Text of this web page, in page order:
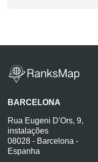
BARCELONA
Rua Eugeni D'Ors, 9,
instalações
08028 - Barcelona -
Espanha